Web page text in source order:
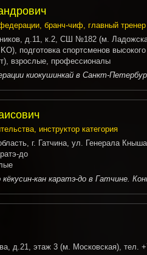
бранч-чиф, главный тренер
д.11, к.2, СШ №182 (м.
подготовка спортсменов
взрослые, профессионалы
киокушинкай в Санкт-
инструктор категория
г. Гатчина, ул. Генерала
до
кан каратэ-до в Гатчине.
д.21, этаж 3 (м. Московская), тел.